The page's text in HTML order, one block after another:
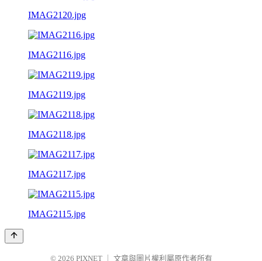
IMAG2120.jpg
IMAG2116.jpg
IMAG2119.jpg
IMAG2118.jpg
IMAG2117.jpg
IMAG2115.jpg
© 2026 PIXNET 文章與圖片權利屬原作者所有